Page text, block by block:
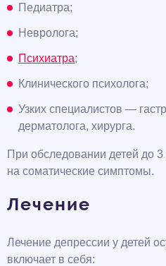
Педиатра;
Невролога;
Психиатра;
Клинического психолога;
Узких специалистов —
дерматолога, хирурга.
При обследовании детей до
на соматические симптомы.
Лечение
Лечение депрессии у детей
включает в себя: